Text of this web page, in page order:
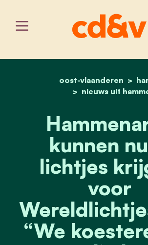
home
oost-vlaanderen
nieuws uit
kunnen
lichtjes
voor
“We